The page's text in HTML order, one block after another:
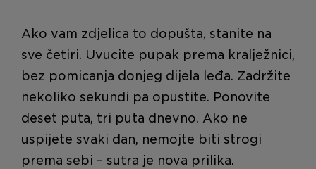
Ako vam zdjelica to dopušta, stanite na
sve četiri. Uvucite pupak prema kralježnici,
bez pomicanja donjeg dijela leđa. Zadržite
nekoliko sekundi pa opustite. Ponovite
deset puta, tri puta dnevno. Ako ne
uspijete svaki dan, nemojte biti strogi
prema sebi – sutra je nova prilika.